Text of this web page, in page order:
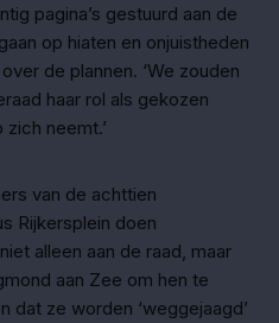
pagina’s gestuurd aan de
op hiaten en onjuistheden
de plannen. ‘We zouden
haar rol als gekozen
neemt.’
van de achttien
Rijkersplein doen
alleen aan de raad, maar
aan Zee om hen te
dat ze worden ‘weggejaagd’